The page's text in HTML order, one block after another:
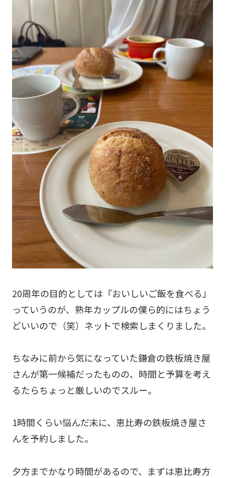
20周年の目的としては『おいしいご飯を食べる』
っていうのが、熟年カップルの僕ら的にはちょう
どいいので（笑）ネットで検索しまくりました。
ちなみに前から気になっていた鎌倉の鉄板焼き屋
さんが第一候補だったものの、時間と予算を考え
るたらちょっと厳しいのでスルー。
1時間くらい悩んだ末に、恵比寿の鉄板焼き屋さ
んを予約しました。
夕方までかなり時間があるので、まずは恵比寿方